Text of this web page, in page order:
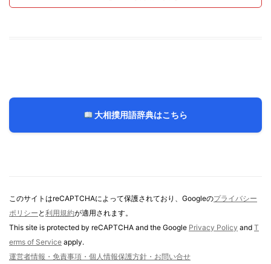
大相撲用語辞典はこちら
このサイトはreCAPTCHAによって保護されており、Googleのプライバシー
ポリシー と利用規約が適用されます。
This site is protected by reCAPTCHA and the Google Privacy Policy and T
erms of Service apply.
運営者情報・免責事項・個人情報保護方針・お問い合せ